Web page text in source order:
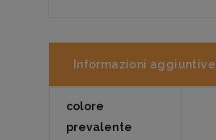
Informazioni aggiuntive
colore
prevalente